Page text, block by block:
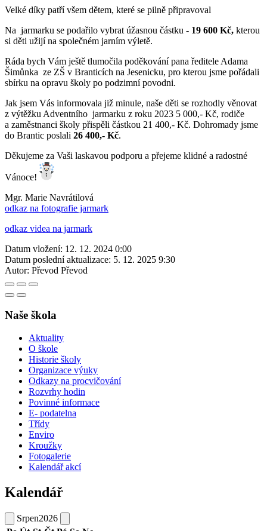
Velké díky patří všem dětem, které se pilně připravoval
Na jarmarku se podařilo vybrat úžasnou částku - 19 600 Kč, kterou
si děti užijí na společném jarním výletě.
Ráda bych Vám ještě tlumočila poděkování pana ředitele Adama
Šimůnka ze ZŠ v Branticích na Jesenicku, pro kterou jsme pořádali
sbírku na opravu školy po podzimní povodni.
Jak jsem Vás informovala již minule, naše děti se rozhodly věnovat
z výtěžku Adventního jarmarku z roku 2023 5 000,- Kč, rodiče
a zaměstnanci školy přispěli částkou 21 400,- Kč. Dohromady jsme
do Brantic poslali 26 400,- Kč.
Děkujeme za Vaši laskavou podporu a přejeme klidné a radostné
Vánoce!
Mgr. Marie Navrátilová
odkaz na fotografie jarmark
odkaz videa na jarmark
Datum vložení: 12. 12. 2024 0:00
Datum poslední aktualizace: 5. 12. 2025 9:30
Autor: Převod Převod
Naše škola
Aktuality
O škole
Historie školy
Organizace výuky
Odkazy na procvičování
Rozvrhy hodin
Povinné informace
E- podatelna
Třídy
Enviro
Kroužky
Fotogalerie
Kalendář akcí
Kalendář
Srpen2026